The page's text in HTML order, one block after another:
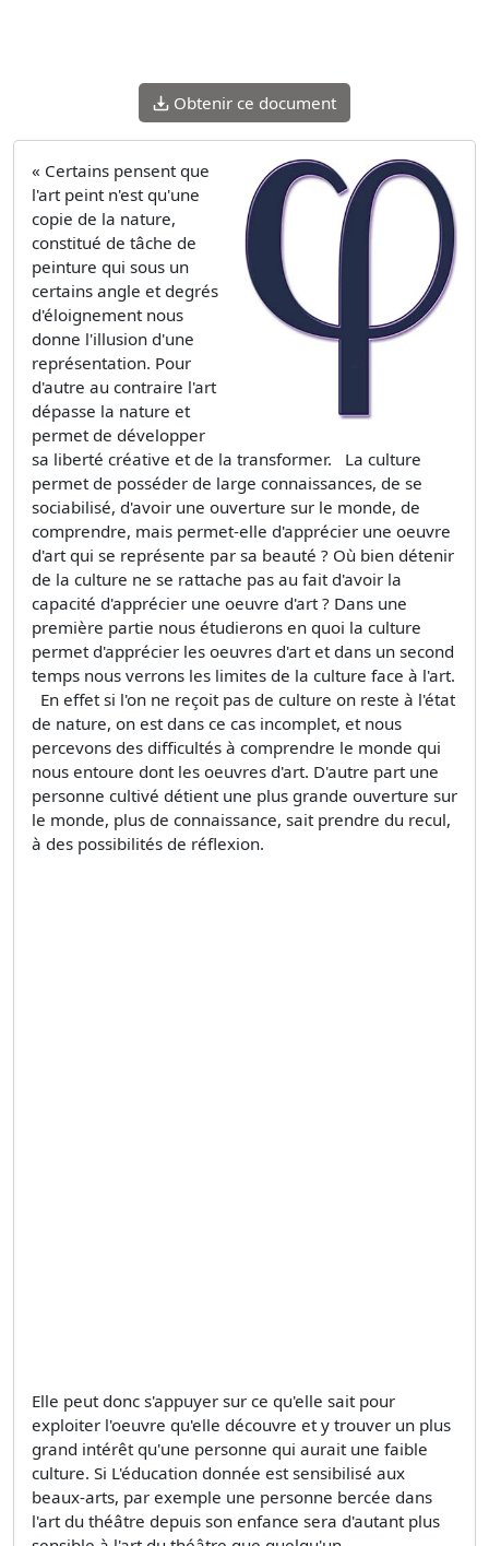
Obtenir ce document
« Certains pensent que
l'art peint n'est qu'une
copie de la nature,
constitué de tâche de
peinture qui sous un
certains angle et degrés
d'éloignement nous
donne l'illusion d'une
représentation. Pour
d'autre au contraire l'art
dépasse la nature et
permet de développer
sa liberté créative et de la transformer. La culture
permet de posséder de large connaissances, de se
sociabilisé, d'avoir une ouverture sur le monde, de
comprendre, mais permet-elle d'apprécier une oeuvre
d'art qui se représente par sa beauté ? Où bien détenir
de la culture ne se rattache pas au fait d'avoir la
capacité d'apprécier une oeuvre d'art ? Dans une
première partie nous étudierons en quoi la culture
permet d'apprécier les oeuvres d'art et dans un second
temps nous verrons les limites de la culture face à l'art.
En effet si l'on ne reçoit pas de culture on reste à l'état
de nature, on est dans ce cas incomplet, et nous
percevons des difficultés à comprendre le monde qui
nous entoure dont les oeuvres d'art. D'autre part une
personne cultivé détient une plus grande ouverture sur
le monde, plus de connaissance, sait prendre du recul,
à des possibilités de réflexion.
Elle peut donc s'appuyer sur ce qu'elle sait pour
exploiter l'oeuvre qu'elle découvre et y trouver un plus
grand intérêt qu'une personne qui aurait une faible
culture. Si L'éducation donnée est sensibilisé aux
beaux-arts, par exemple une personne bercée dans
l'art du théâtre depuis son enfance sera d'autant plus